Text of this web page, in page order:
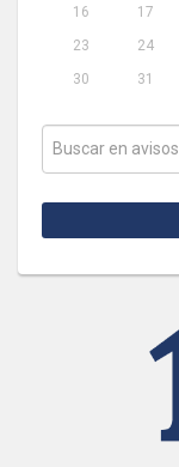
16
17
23
24
30
31